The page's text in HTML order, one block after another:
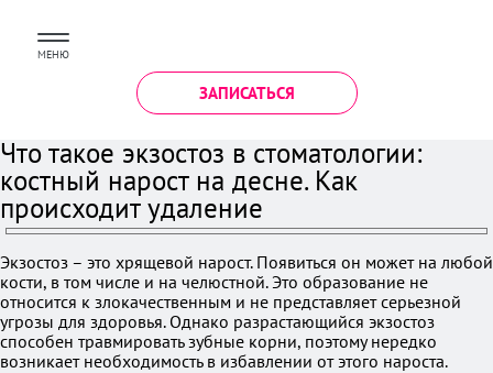
МЕНЮ
ЗАПИСАТЬСЯ
Что такое экзостоз в стоматологии:
костный нарост на десне. Как
происходит удаление
Экзостоз – это хрящевой нарост. Появиться он может на любой
кости, в том числе и на челюстной. Это образование не
относится к злокачественным и не представляет серьезной
угрозы для здоровья. Однако разрастающийся экзостоз
способен травмировать зубные корни, поэтому нередко
возникает необходимость в избавлении от этого нароста.